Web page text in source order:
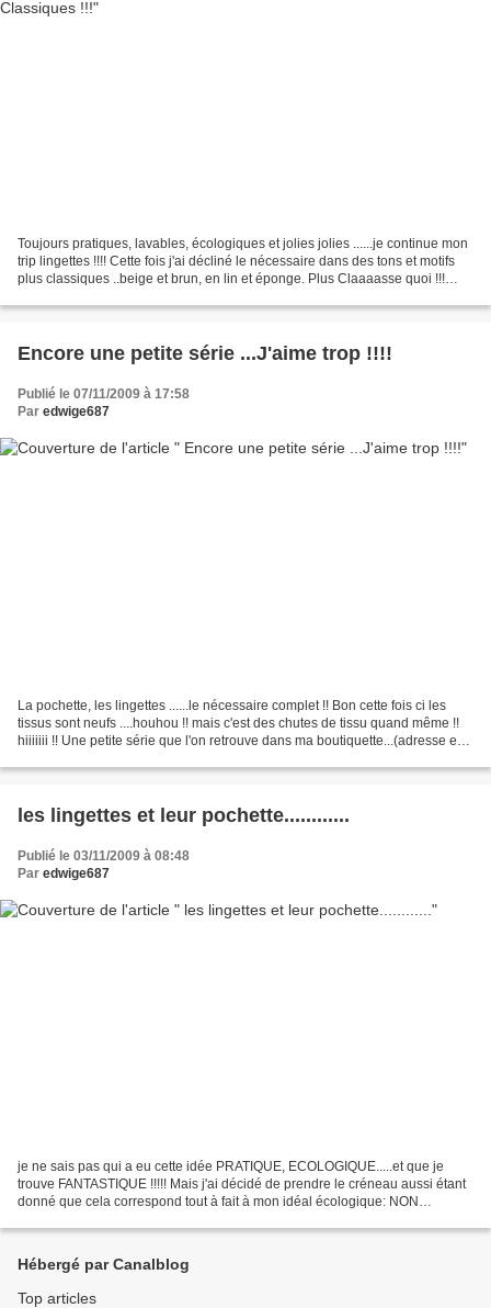
Toujours pratiques, lavables, écologiques et jolies jolies ......je continue mon
trip lingettes !!!! Cette fois j'ai décliné le nécessaire dans des tons et motifs
plus classiques ..beige et brun, en lin et éponge. Plus Claaaasse quoi !!!
Encore une petite série ...J'aime trop !!!!
Publié le 07/11/2009 à 17:58
Par edwige687
La pochette, les lingettes ......le nécessaire complet !! Bon cette fois ci les
tissus sont neufs ....houhou !! mais c'est des chutes de tissu quand même !!
hiiiiiii !! Une petite série que l'on retrouve dans ma boutiquette...(adresse en
les lingettes et leur pochette............
Publié le 03/11/2009 à 08:48
Par edwige687
je ne sais pas qui a eu cette idée PRATIQUE, ECOLOGIQUE.....et que je
trouve FANTASTIQUE !!!!! Mais j'ai décidé de prendre le créneau aussi étant
donné que cela correspond tout à fait à mon idéal écologique: NON
Hébergé par Canalblog
Top articles